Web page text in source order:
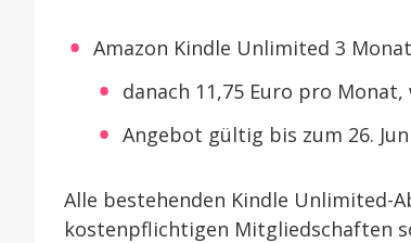
Amazon Kindle Unlimited 3
danach 11,75 Euro pro
Angebot gültig bis zum 26.
Alle bestehenden Kindle Unlimited-
kostenpflichtigen Mitgliedschaften